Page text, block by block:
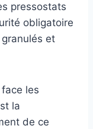
pressostats
obligatoire
et
les
la
de ce